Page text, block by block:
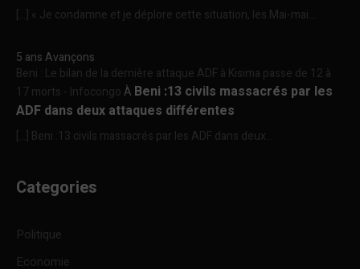
[…] « Je condamne et je déplore cette situation, les Mai-mai...
5 ans Avançons
Beni : Le bilan de la dernière attaque ADF à Kisima passe de 12 à
17 morts - InfocongoÀ Beni :13 civils massacrés par les
ADF dans deux attaques différentes
[…] Beni :13 civils massacrés par les ADF dans deux...
Categories
Politique
Economie